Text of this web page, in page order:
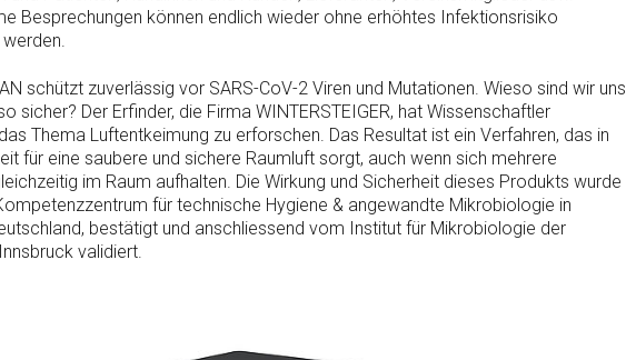
Besprechungen können endlich wieder ohne erhöhtes Infektionsrisiko
schützt zuverlässig vor SARS-CoV-2 Viren und Mutationen. Wieso sind wir uns
sicher? Der Erfinder, die Firma WINTERSTEIGER, hat Wissenschaftler
Thema Luftentkeimung zu erforschen. Das Resultat ist ein Verfahren, das in
für eine saubere und sichere Raumluft sorgt, auch wenn sich mehrere
im Raum aufhalten. Die Wirkung und Sicherheit dieses Produkts wurde
für technische Hygiene & angewandte Mikrobiologie in
bestätigt und anschliessend vom Institut für Mikrobiologie der
validiert.